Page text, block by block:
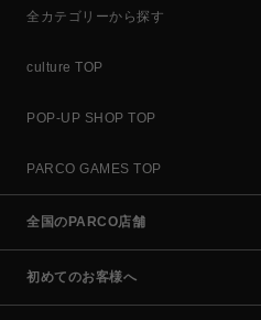
全カテゴリーから探す
culture TOP
POP-UP SHOP TOP
PARCO GAMES TOP
全国のPARCO店舗
初めてのお客様へ